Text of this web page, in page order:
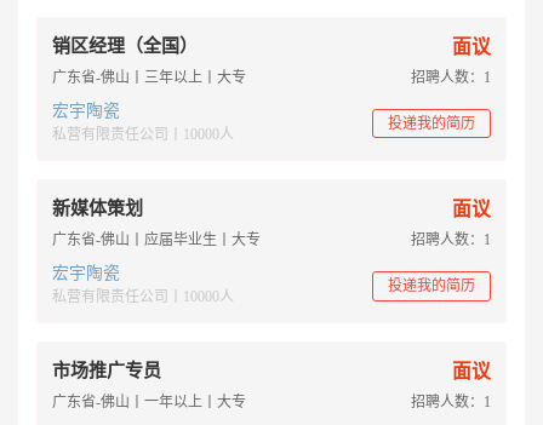
销区经理（全国） 面议
广东省-佛山丨三年以上丨大专 招聘人数：1
宏宇陶瓷
私营有限责任公司丨10000人
投递我的简历
新媒体策划 面议
广东省-佛山丨应届毕业生丨大专 招聘人数：1
宏宇陶瓷
私营有限责任公司丨10000人
投递我的简历
市场推广专员 面议
广东省-佛山丨一年以上丨大专 招聘人数：1